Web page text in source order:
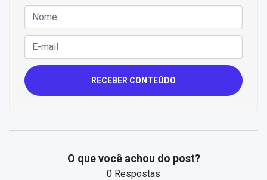
RECEBER CONTEÚDO
O que você achou do post?
0 Respostas